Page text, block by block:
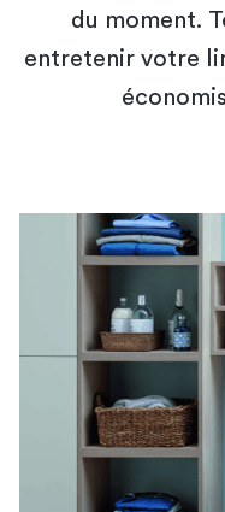
du moment.
entretenir votre